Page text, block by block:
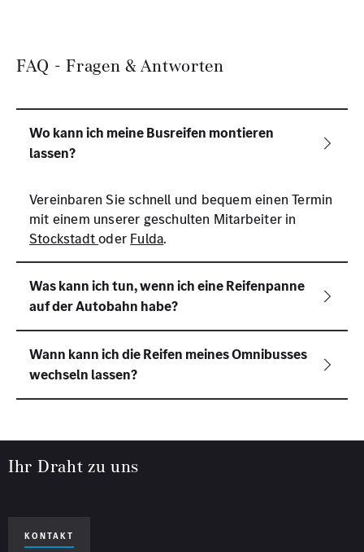
FAQ - Fragen & Antworten
Vereinbaren Sie schnell und bequem einen Termin
mit einem unserer geschulten Mitarbeiter in
Stockstadtoder Fulda.
Ihr Draht zu uns
KONTAKT